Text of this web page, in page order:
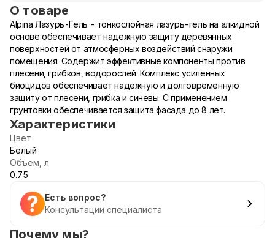
О товаре
Alpina Лазурь-Гель - тонкослойная лазурь-гель на алкидной
основе обеспечивает надежную защиту деревянных
поверхностей от атмосферных воздействий снаружи
помещения. Содержит эффективные компоненты против
плесени, грибков, водорослей. Комплекс усиленных
биоцидов обеспечивает надежную и долговременную
защиту от плесени, грибка и синевы. С применением
грунтовки обеспечивается защита фасада до 8 лет.
Характеристики
Цвет
Белый
Объем, л
0.75
Есть вопрос?
Консультации специалиста
Почему мы?